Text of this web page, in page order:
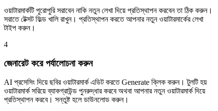
ওয়াটারমার্কটি পুরোপুরি সরাবেন নাকি নতুন লেখা দিয়ে প্রতিস্থাপন করবেন তা ঠিক করুন।
সরাতে টেক্সট ফিল্ড খালি রাখুন। প্রতিস্থাপন করতে আপনার নতুন ওয়াটারমার্কের লেখা
টাইপ করুন।
4
জেনারেট করে পর্যালোচনা করুন
AI প্রসেসিং দিয়ে ছবির ওয়াটারমার্ক এডিট করতে Generate ক্লিক করুন। টুলটি হয়
ওয়াটারমার্ক সরিয়ে ব্যাকগ্রাউন্ড পুনরুদ্ধার করবে অথবা আপনার নতুন ওয়াটারমার্ক দিয়ে
প্রতিস্থাপন করবে। সন্তুষ্ট হলে ডাউনলোড করুন।